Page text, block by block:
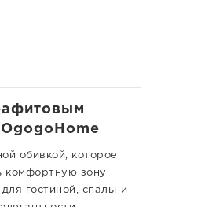
обивкой, которое
комфортную зону
гостиной, спальни